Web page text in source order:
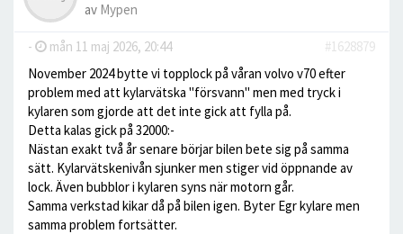
av Mypen
- mån 11 maj 2026, 20:44
#1628879
November 2024 bytte vi topplock på våran volvo v70 efter
problem med att kylarvätska "försvann" men med tryck i
kylaren som gjorde att det inte gick att fylla på.
Detta kalas gick på 32000:-
Nästan exakt två år senare börjar bilen bete sig på samma
sätt. Kylarvätskenivån sjunker men stiger vid öppnande av
lock. Även bubblor i kylaren syns när motorn går.
Samma verkstad kikar då på bilen igen. Byter Egr kylare men
samma problem fortsätter.